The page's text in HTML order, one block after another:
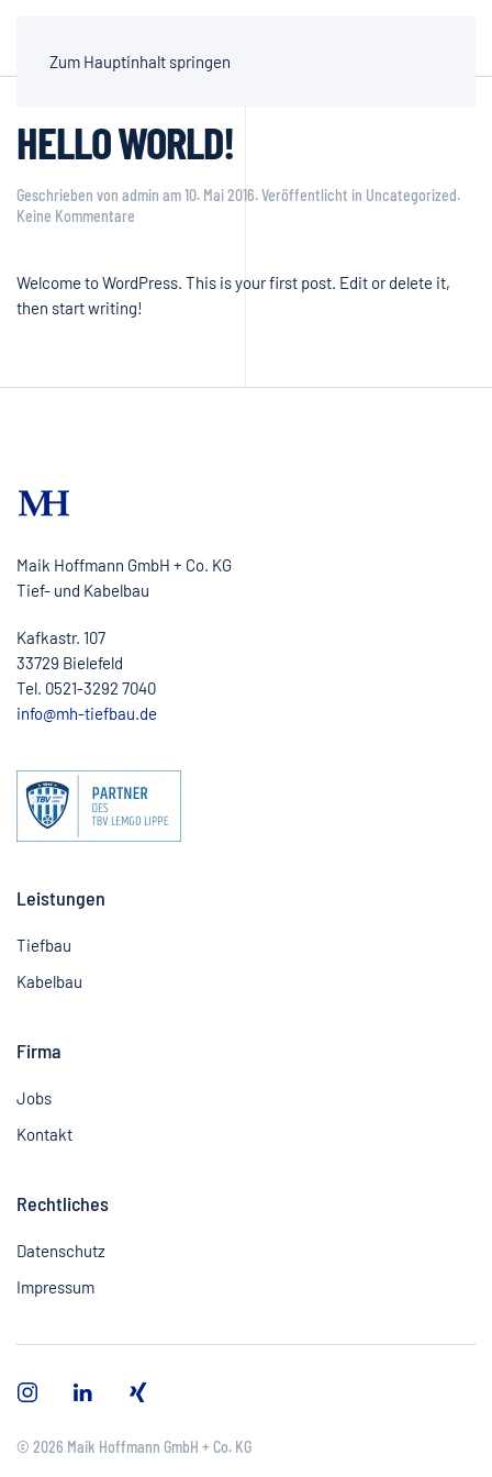
Zum Hauptinhalt springen
HELLO WORLD!
Geschrieben von admin am10. Mai 2016. Veröffentlicht in Uncategorized.
Keine Kommentare
Welcome to WordPress. This is your first post. Edit or delete it,
then start writing!
Maik Hoffmann GmbH + Co. KG
Tief- und Kabelbau
Kafkastr. 107
33729 Bielefeld
Tel. 0521-3292 7040
info@mh-tiefbau.de
Leistungen
Tiefbau
Kabelbau
Firma
Jobs
Kontakt
Rechtliches
Datenschutz
Impressum
© 2026 Maik Hoffmann GmbH + Co. KG